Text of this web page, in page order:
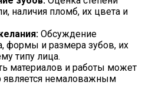
наличия пломб, их цвета и
Обсуждение
формы и размера зубов, их
типу лица.
материалов и работы может
является немаловажным